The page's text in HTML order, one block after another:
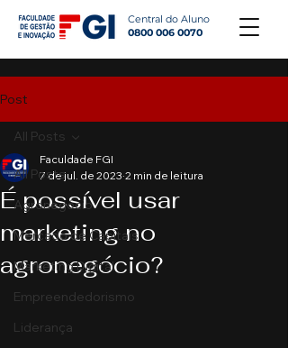
Central do Aluno
0800 006 0070
Post
All Posts
Agronegócio
Mercado de Capitais
Marketing Digital
Empreendedorismo
Liderança
All Posts
É possível usar
marketing no
agronegócio?
Faculdade FGI
7 de jul. de 2023 2 min de leitura